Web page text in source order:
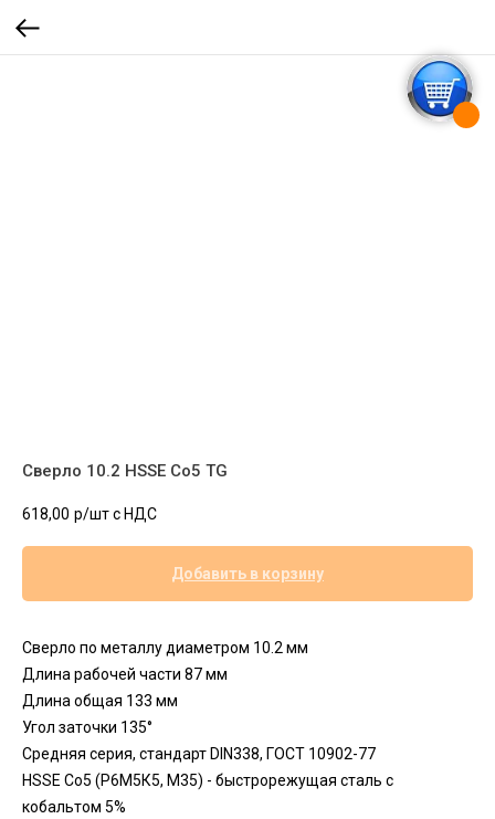
Сверло 10.2 HSSE Co5 TG
618,00 р/шт c НДС
Добавить в корзину
Сверло по металлу диаметром 10.2 мм
Длина рабочей части 87 мм
Длина общая 133 мм
Угол заточки 135°
Средняя серия, стандарт DIN338, ГОСТ 10902-77
HSSЕ Сo5 (Р6М5К5, М35) - быстрорежущая сталь с
кобальтом 5%